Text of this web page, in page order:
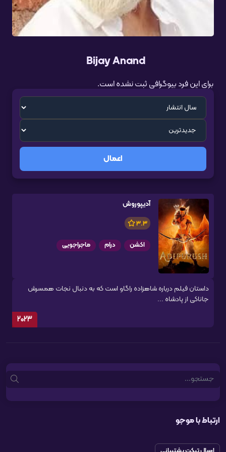
Bijay Anand
برای این فرد بیوگرافی ثبت نشده است.
اعمال
آدیپوروش
3.3
اکشن درام ماجراجویی
داستان فیلم درباره شاهزاده راگاو است که به دنبال نجات همسرش
جاناکی از پادشاه ...
2023
Search
ارتباط با موجو